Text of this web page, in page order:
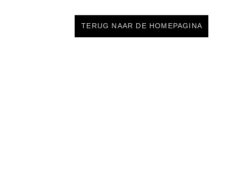
TERUG NAAR DE HOMEPAGINA